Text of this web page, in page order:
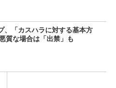
、「カスハラに対する基本方
質な場合は「出禁」も